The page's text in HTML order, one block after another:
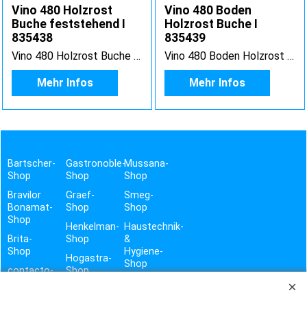
Vino 480 Holzrost
Buche feststehend I
835438
Vino 480 Holzrost Buche feststehend
Mehr Infos
Vino 480 Boden
Holzrost Buche I
835439
Vino 480 Boden Holzrost Buche
Mehr Infos
Bartscher-
Shop
Bravilor
Bonamat-
Shop
Brita-
Shop
contacto-
Gastronoble-
Shop
Graef-
Shop
Henkelman-
Shop
Hogastra-
Shop
Mussana-
Shop
Smeg-
Shop
Haustechnik-
&
Hygiene-
Shop